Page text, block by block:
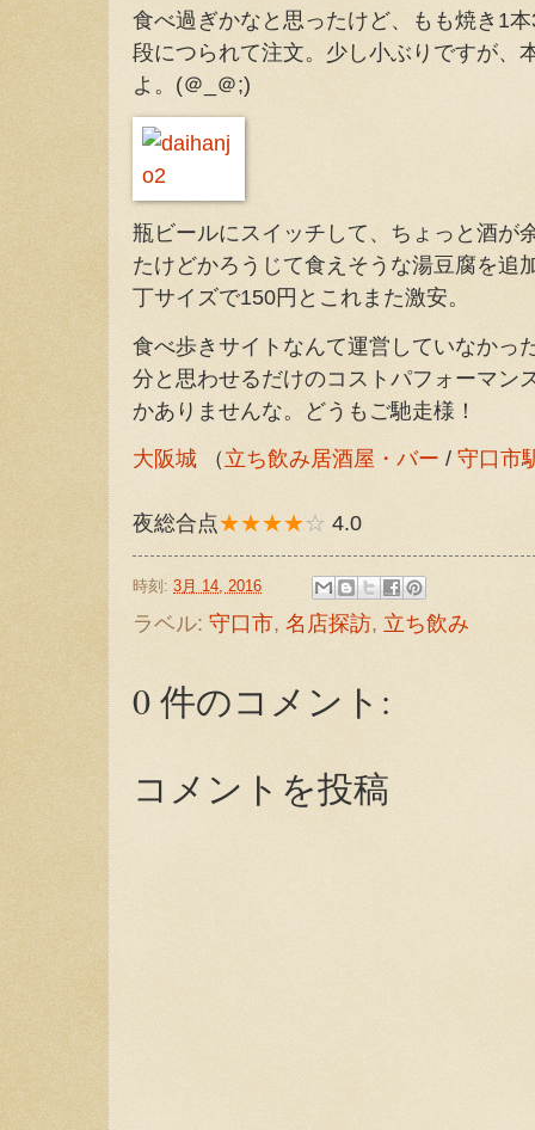
食べ過ぎかなと思ったけど、もも焼き1
段につられて注文。少し小ぶりですが、
よ。(＠_＠;)
瓶ビールにスイッチして、ちょっと酒が
たけどかろうじて食えそうな湯豆腐を追
丁サイズで150円とこれまた激安。
食べ歩きサイトなんて運営していなかっ
分と思わせるだけのコストパフォーマン
かありませんな。どうもご馳走様！
大阪城 （立ち飲み居酒屋・バー / 守口市
夜総合点★★★★☆ 4.0
時刻: 3月 14, 2016
ラベル: 守口市, 名店探訪, 立ち飲み
0 件のコメント:
コメントを投稿